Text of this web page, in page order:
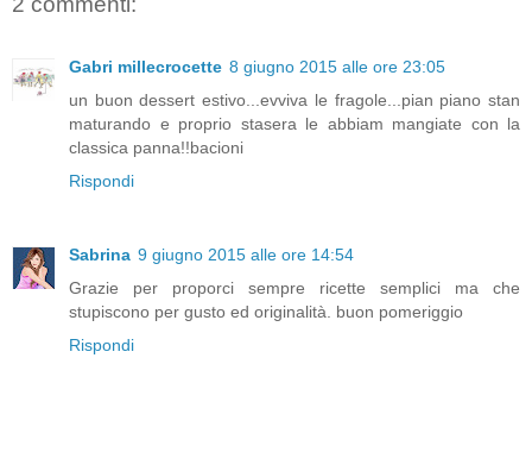
Gabri millecrocette 8 giugno 2015 alle ore 23:05
un buon dessert estivo...evviva le fragole...pian piano stan
maturando e proprio stasera le abbiam mangiate con la
classica panna!!bacioni
Rispondi
Sabrina 9 giugno 2015 alle ore 14:54
Grazie per proporci sempre ricette semplici ma che
stupiscono per gusto ed originalità. buon pomeriggio
Rispondi